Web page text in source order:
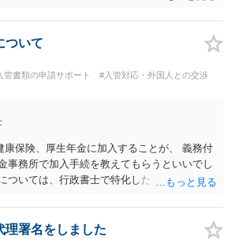
ランにある日本大使館ににビザを申請するこ
常９０日、３０日、あるいは１５日ですが、
いいかもしれません。ネットでの情報収集
す
ついて
管書類の申請サポート #入管対応・外国人との交渉
康保険、厚生年金に加入することが、 義務付
事務所で加入手続を教えてもらうといいでし
ついては、行政書士で特化した人が何人も い
理署名をしました